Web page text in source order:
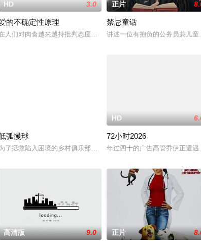
接近倔强女医生李梦（李萌萌 饰）
军士兵在忘记边境的哪一边是哪一边后，陷入了深深的迷失方向状
HD 3.0
的不确定性原理
人们对肉食越来越持批判态度的时代，做一名屠夫并不容易。如果
正片
禁忌童话
讲述一位有抱负的公务员兼儿
为了一场仅有一次的演出再度合体，前提
弧慢球
了拯救陷入困境的乡村俱乐部，并赢得父亲的认同，一名过气职业
HD
72小时2026
年过四十的广告高管乔伊正遭
高清版 9.0 正片